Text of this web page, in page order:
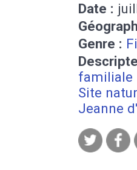
Date :
Genre :
familiale
Site
Jeanne